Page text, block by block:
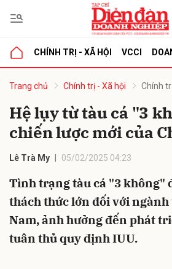
CHÍNH TRỊ - XÃ HỘI VCCI
Trang chủ Chính trị - Xã hội Chính
Hệ lụy từ tàu cá "3
chiến lược mới của
Lê Trà My 05/02/2025 04:23
Tình trạng tàu cá "3 không"
thách thức lớn đối với
Nam, ảnh hưởng đến phát
tuân thủ quy định IUU.
luận